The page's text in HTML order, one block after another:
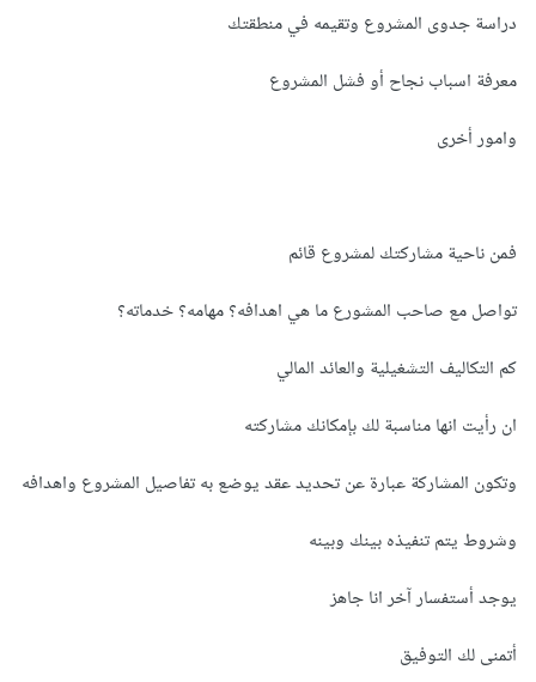
دراسة جدوى المشروع وتقيمه في منطقتك
معرفة اسباب نجاح أو فشل المشروع
وامور أخرى
فمن ناحية مشاركتك لمشروع قائم
تواصل مع صاحب المشورع ما هي اهدافه؟ مهامه؟ خدماته؟
كم التكاليف التشغيلية والعائد المالي
ان رأيت انها مناسبة لك بإمكانك مشاركته
وتكون المشاركة عبارة عن تحديد عقد يوضع به تفاصيل المشروع واهدافه
وشروط يتم تنفيذه بينك وبينه
يوجد أستفسار آخر انا جاهز
أتمنى لك التوفيق